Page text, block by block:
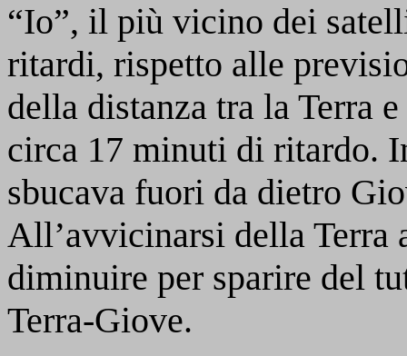
“Io”, il più vicino dei
ritardi, rispetto alle
della distanza tra la Terra
circa 17 minuti di ritardo.
sbucava fuori da dietro
All’avvicinarsi della Terra
diminuire per sparire del
Terra-Giove.